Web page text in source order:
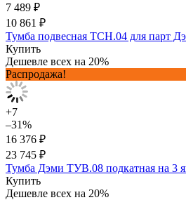
7 489 ₽
10 861 ₽
Тумба подвесная ТСН.04 для парт
Купить
Дешевле всех на 20%
Распродажа!
+7
–31%
16 376 ₽
23 745 ₽
Тумба Дэми ТУВ.08 подкатная на 3
Купить
Дешевле всех на 20%